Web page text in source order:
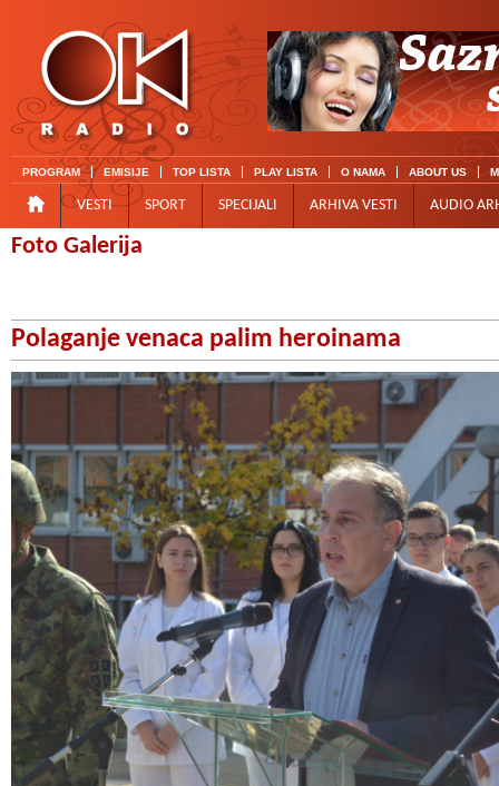
PROGRAM EMISIJE TOP LISTA PLAY LISTA O NAMA ABOUT US
VESTI SPORT SPECIJALI ARHIVA VESTI AUDIO
Foto Galerija
Polaganje venaca palim heroinama